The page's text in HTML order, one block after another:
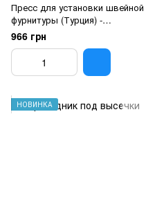
Пресс для установки швейной
фурнитуры (Турция) -
УЦЕНКА!!!
966 грн
НОВИНКА